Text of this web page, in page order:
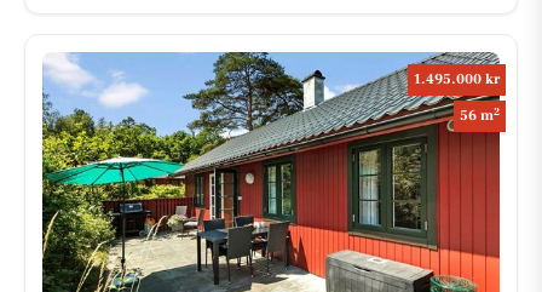
1.495.000 kr
56 m2